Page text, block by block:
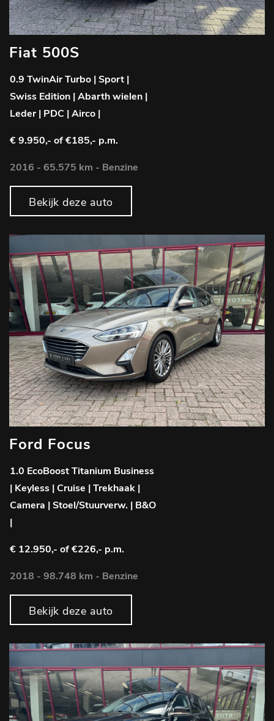
Fiat 500S
0.9 TwinAir Turbo | Sport |
Swiss Edition | Abarth wielen |
Leder | PDC | Airco |
€ 9.950,- of €185,- p.m.
2016 - 65.575 km - Benzine
Bekijk deze auto
Ford Focus
1.0 EcoBoost Titanium Business
| Keyless | Cruise | Trekhaak |
Camera | Stoel/Stuurverw. | B&O
|
€ 12.950,- of €226,- p.m.
2018 - 98.748 km - Benzine
Bekijk deze auto